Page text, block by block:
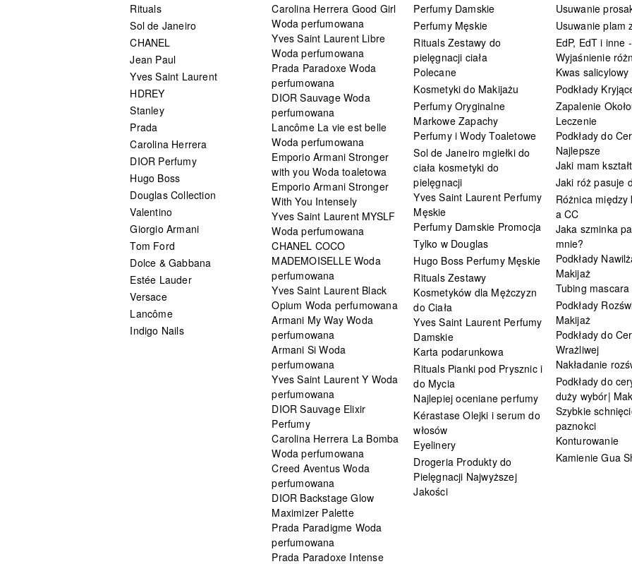
Rituals
Sol de Janeiro
CHANEL
Jean Paul
Yves Saint Laurent
HDREY
Stanley
Prada
Carolina Herrera
DIOR Perfumy
Hugo Boss
Douglas Collection
Valentino
Giorgio Armani
Tom Ford
Dolce & Gabbana
Estée Lauder
Versace
Lancôme
Indigo Nails
Carolina Herrera Good Girl
Woda perfumowana
Yves Saint Laurent Libre
Woda perfumowana
Prada Paradoxe Woda
perfumowana
DIOR Sauvage Woda
perfumowana
Lancôme La vie est belle
Woda perfumowana
Emporio Armani Stronger
with you Woda toaletowa
Emporio Armani Stronger
With You Intensely
Yves Saint Laurent MYSLF
Woda perfumowana
CHANEL COCO
MADEMOISELLE Woda
perfumowana
Yves Saint Laurent Black
Opium Woda perfumowana
Armani My Way Woda
perfumowana
Armani Si Woda
perfumowana
Yves Saint Laurent Y Woda
perfumowana
DIOR Sauvage Elixir
Perfumy
Carolina Herrera La Bomba
Woda perfumowana
Creed Aventus Woda
perfumowana
DIOR Backstage Glow
Maximizer Palette
Prada Paradigme Woda
perfumowana
Prada Paradoxe Intense
Perfumy Damskie
Perfumy Męskie
Rituals Zestawy do
pielęgnacji ciała
Polecane
Kosmetyki do Makijażu
Perfumy Oryginalne
Markowe Zapachy
Perfumy i Wody Toaletowe
Sol de Janeiro mgiełki do
ciała kosmetyki do
pielęgnacji
Yves Saint Laurent Perfumy
Męskie
Perfumy Damskie Promocja
Tylko w Douglas
Hugo Boss Perfumy Męskie
Rituals Zestawy
Kosmetyków dla Mężczyzn
do Ciała
Yves Saint Laurent Perfumy
Damskie
Karta podarunkowa
Rituals Pianki pod Prysznic i
do Mycia
Najlepiej oceniane perfumy
Kérastase Olejki i serum do
włosów
Eyelinery
Drogeria Produkty do
Pielęgnacji Najwyższej
Jakości
Usuwanie
Usuwanie plam
EdP, EdT i inne -
Wyjaśnienie
Kwas salicylowy
Podkłady
Zapalenie
Leczenie
Podkłady do
Najlepsze
Jaki mam
Jaki róż pasuje
Różnica między
a CC
Jaka szminka
mnie?
Podkłady
Makijaż
Tubing mascara
Podkłady
Makijaż
Podkłady do
Wrażliwej
Nakładanie
Podkłady do
duży wybór|
Szybkie
paznokci
Konturowanie
Kamienie Gua